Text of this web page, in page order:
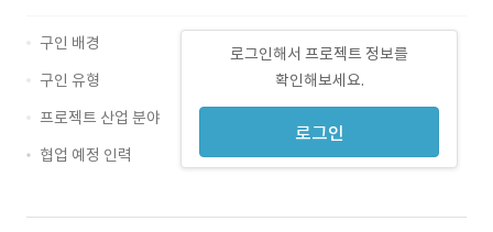
로그인해서 프로젝트 정보를
확인해보세요.
로그인
구인 배경
구인 유형
프로젝트 산업 분야
협업 예정 인력